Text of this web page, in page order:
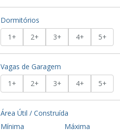
Dormitórios
1+
2+ 3+ 4+ 5+
Vagas de Garagem
1+
2+ 3+ 4+ 5+
Área Útil / Construída
Mínima
Máxima